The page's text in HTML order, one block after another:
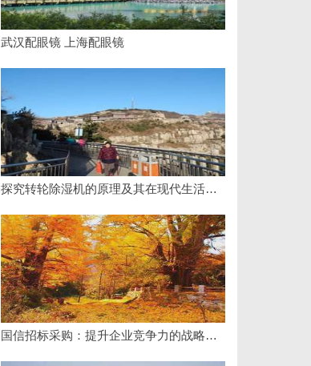
武汉配眼镜 上海配眼镜
探究转轮除湿机的原理及其在现代生活中的应用优势
国信招标采购：提升企业竞争力的战略利器解析